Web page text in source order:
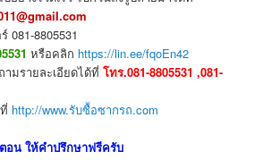
081-8805531
หรือคลิก https://lin.ee/fqoEn42
ามรายละเอียดได้ที่โทร.081-8805531 ,081-
http://www.รับซื้อซากรถ.com
อน ให้คำปรึกษาฟรีครับ